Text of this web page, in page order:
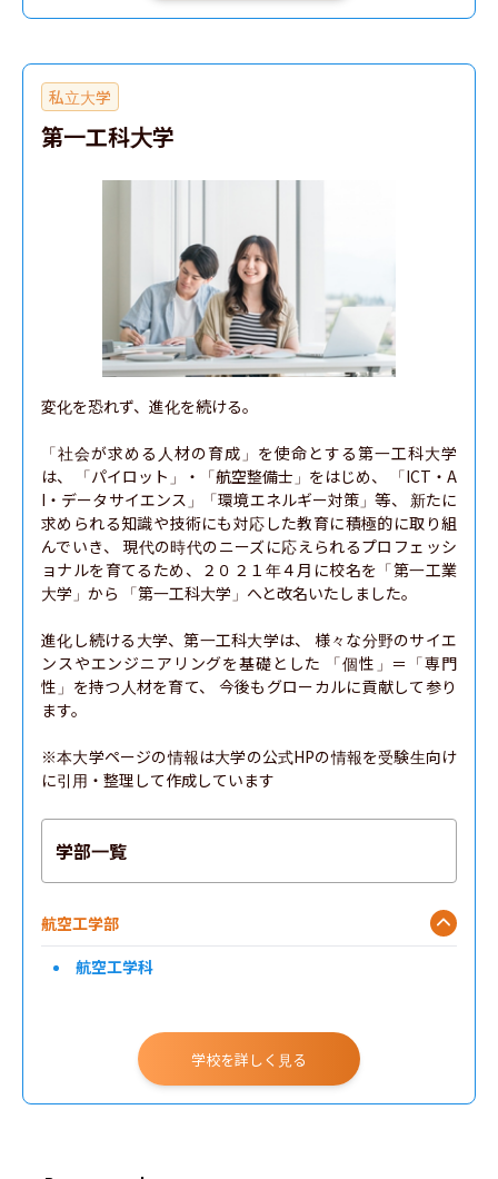
私立大学
第一工科大学
変化を恐れず、進化を続ける。
「社会が求める人材の育成」を使命とする第一工科大学
は、 「パイロット」・「航空整備士」をはじめ、 「ICT・A
I・データサイエンス」「環境エネルギー対策」等、 新たに
求められる知識や技術にも対応した教育に積極的に取り組
んでいき、 現代の時代のニーズに応えられるプロフェッシ
ョナルを育てるため、２０２１年４月に校名を「第一工業
大学」から 「第一工科大学」へと改名いたしました。
進化し続ける大学、第一工科大学は、 様々な分野のサイエ
ンスやエンジニアリングを基礎とした 「個性」＝「専門
性」を持つ人材を育て、 今後もグローカルに貢献して参り
ます。
※本大学ページの情報は大学の公式HPの情報を受験生向け
に引用・整理して作成しています
学部一覧
航空工学部
航空工学科
学校を詳しく見る